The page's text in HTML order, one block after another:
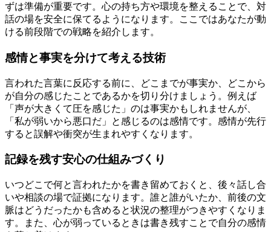
ずは準備が重要です。心の持ち方や環境を整えることで、対
話の場を安全に保てるようになります。ここではあなたが動
ける前段階での戦略を紹介します。
感情と事実を分けて考える技術
言われた言葉に反応する前に、どこまでが事実か、どこから
が自分の感じたことであるかを切り分けましょう。例えば
「声が大きくて圧を感じた」のは事実かもしれませんが、
「私が弱いから悪口だ」と感じるのは感情です。感情が先行
すると誤解や衝突が生まれやすくなります。
記録を残す安心の仕組みづくり
いつどこで何と言われたかを書き留めておくと、後々話し合
いや相談の場で証拠になります。誰と誰がいたか、前後の文
脈はどうだったかも含めると状況の整理がつきやすくなりま
す。また、心が弱っているときは書き残すことで自分の感情